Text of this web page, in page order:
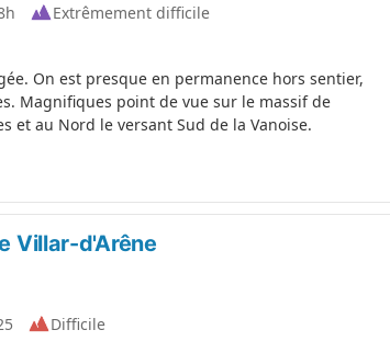
Extrêmement difficile
On est presque en permanence hors sentier,
Magnifiques point de vue sur le massif de
et au Nord le versant Sud de la Vanoise.
Villar-d'Arêne
Difficile